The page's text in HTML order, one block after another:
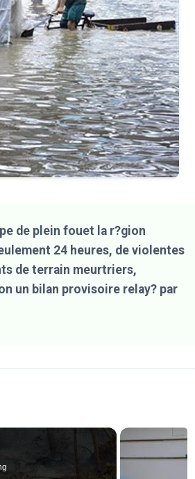
de plein fouet la r?gion
24 heures, de violentes
de terrain meurtriers,
un bilan provisoire relay? par